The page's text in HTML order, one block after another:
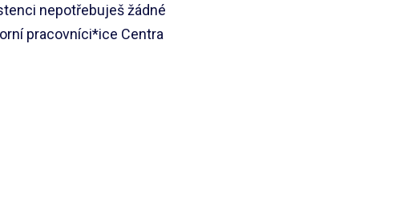
nepotřebuješ žádné
pracovníci*ice Centra